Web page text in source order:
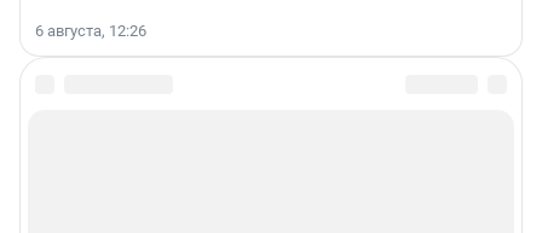
6 августа, 12:26